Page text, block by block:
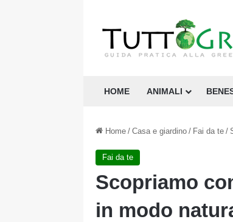
HOME ANIMALI
Home / Casa e giardino / Fai da te /
Fai da te
Scopriamo
in modo